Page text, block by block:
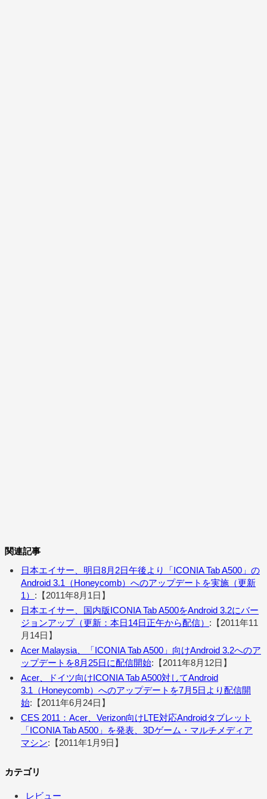
関連記事
日本エイサー、明日8月2日午後より「ICONIA Tab A500」の
Android 3.1（Honeycomb）へのアップデートを実施（更新
1） :【2011年8月1日】
日本エイサー、国内版ICONIA Tab A500をAndroid 3.2にバー
ジョンアップ（更新：本日14日正午から配信） :【2011年11
月14日】
Acer Malaysia、「ICONIA Tab A500」向けAndroid 3.2へのア
ップデートを8月25日に配信開始:【2011年8月12日】
Acer、ドイツ向けICONIA Tab A500対してAndroid
3.1（Honeycomb）へのアップデートを7月5日より配信開
始:【2011年6月24日】
CES 2011：Acer、Verizon向けLTE対応Androidタブレット
「ICONIA Tab A500」を発表、3Dゲーム・マルチメディア
マシン:【2011年1月9日】
カテゴリ
レビュー